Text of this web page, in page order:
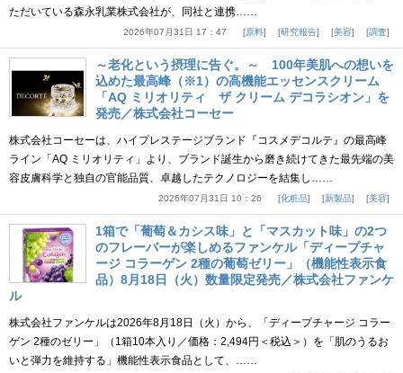
ただいている森永乳業株式会社が、同社と連携……
2026年07月31日 17：47 原料 研究報告 美容 調査
～老化という摂理に告ぐ。～ 100年美肌への想いを
込めた最高峰（※1）の高機能エッセンスクリーム
「AQ ミリオリティ ザ クリーム デコラシオン」を
発売／株式会社コーセー
株式会社コーセーは、ハイプレステージブランド『コスメデコルテ』の最高峰
ライン「AQ ミリオリティ」より、ブランド誕生から磨き続けてきた最先端の美
容皮膚科学と独自の官能品質、卓越したテクノロジーを結集し……
2026年07月31日 10：26 化粧品 新製品 美容
1箱で「葡萄＆カシス味」と「マスカット味」の2つ
のフレーバーが楽しめるファンケル「ディープチャ
ージ コラーゲン 2種の葡萄ゼリー」（機能性表示食
品）8月18日（火）数量限定発売／株式会社ファンケ
ル
株式会社ファンケルは2026年8月18日（火）から、「ディープチャージ コラー
ゲン 2種のゼリー」（1箱10本入り／価格：2,494円＜税込＞）を「肌のうるお
いと弾力を維持する」機能性表示食品として、……